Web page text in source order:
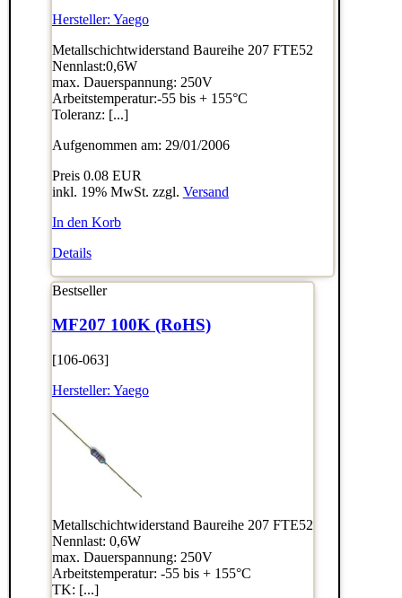
Hersteller: Yaego
Metallschichtwiderstand Baureihe 207 FTE52
Nennlast:0,6W
max. Dauerspannung: 250V
Arbeitstemperatur:-55 bis + 155°C
Toleranz: [...]
Aufgenommen am: 29/01/2006
Preis 0.08 EUR
inkl. 19% MwSt. zzgl. Versand
In den Korb
Details
Bestseller
MF207 100K (RoHS)
[106-063]
Hersteller: Yaego
Metallschichtwiderstand Baureihe 207 FTE52
Nennlast: 0,6W
max. Dauerspannung: 250V
Arbeitstemperatur: -55 bis + 155°C
TK: [...]